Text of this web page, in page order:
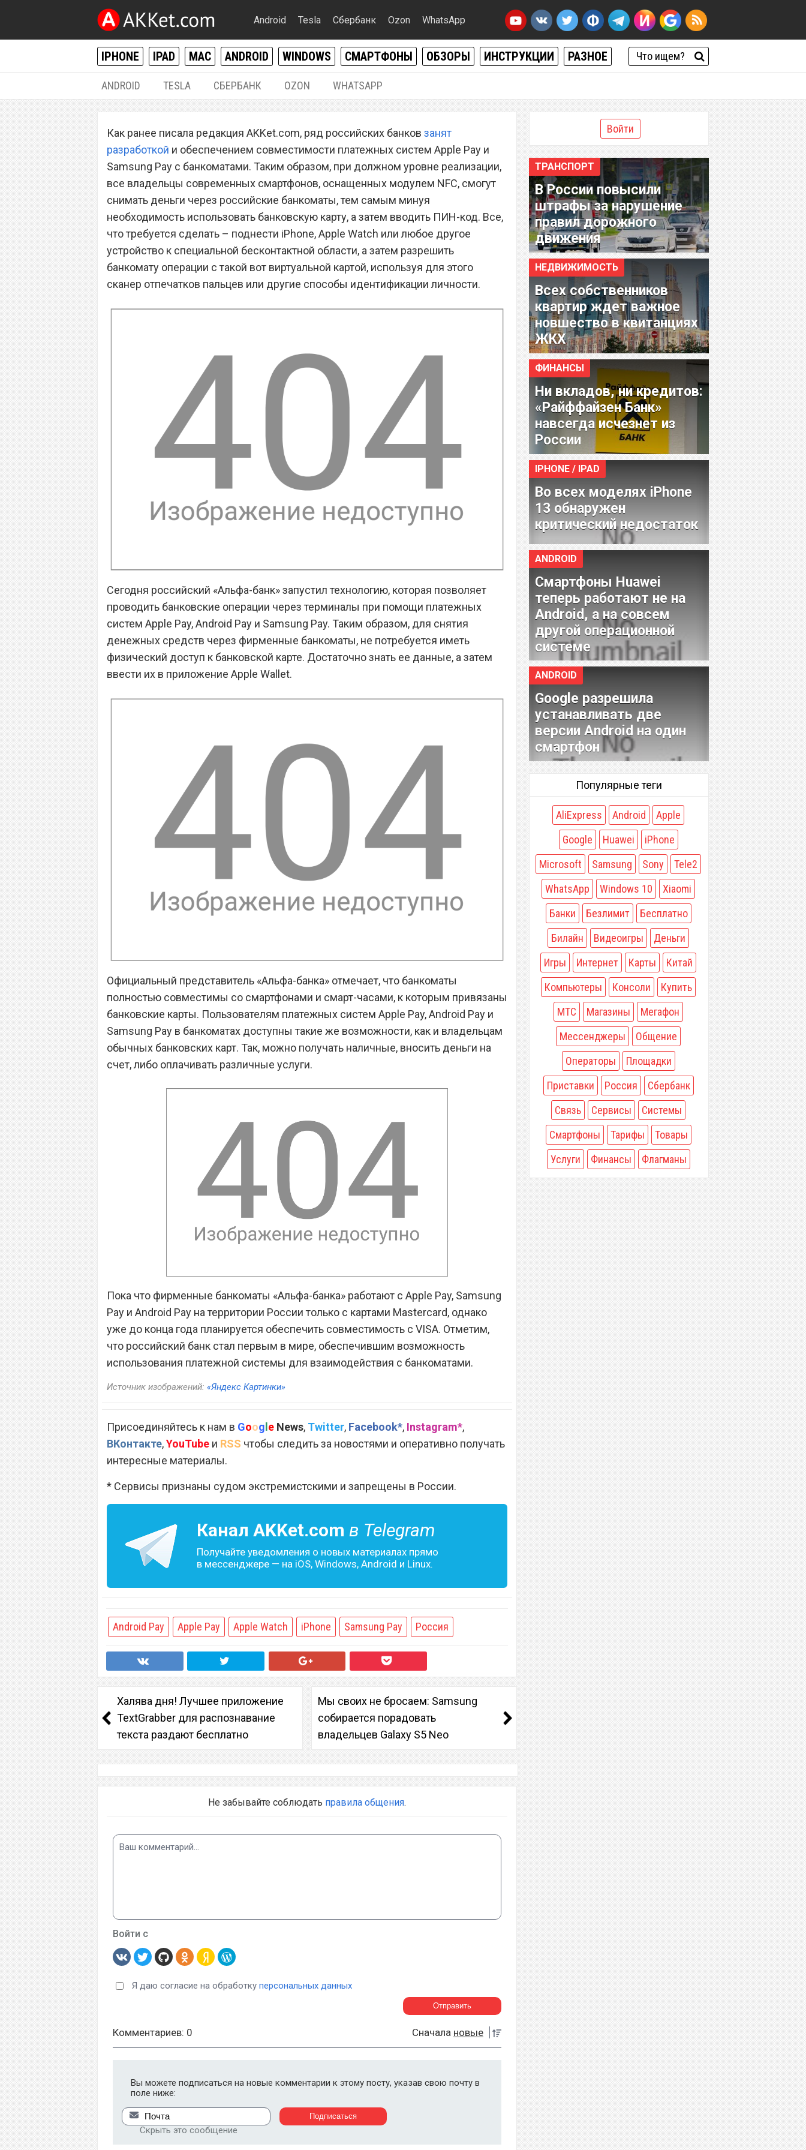
Android Tesla Сбербанк Ozon WhatsApp
IPHONE IPAD MAC ANDROID WINDOWS СМАРТФОНЫ ОБЗОРЫ ИНСТРУКЦИИ РАЗНОЕ
ANDROID TESLA СБЕРБАНК OZON WHATSAPP
Первым в мире: российский банк
запустил революционную технологию
для Apple Pay
Как ранее писала редакция AKKet.com, ряд российских банков занят
разработкой и обеспечением совместимости платежных систем Apple Pay и
Samsung Pay с банкоматами. Таким образом, при должном уровне реализации,
все владельцы современных смартфонов, оснащенных модулем NFC, смогут
снимать деньги через российские банкоматы, тем самым минуя
необходимость использовать банковскую карту, а затем вводить ПИН-код. Все,
что требуется сделать – поднести iPhone, Apple Watch или любое другое
устройство к специальной бесконтактной области, а затем разрешить
банкомату операции с такой вот виртуальной картой, используя для этого
сканер отпечатков пальцев или другие способы идентификации личности.
Сегодня российский «Альфа-банк» запустил технологию, которая позволяет
проводить банковские операции через терминалы при помощи платежных
систем Apple Pay, Android Pay и Samsung Pay. Таким образом, для снятия
денежных средств через фирменные банкоматы, не потребуется иметь
физический доступ к банковской карте. Достаточно знать ее данные, а затем
ввести их в приложение Apple Wallet.
Официальный представитель «Альфа-банка» отмечает, что банкоматы
полностью совместимы со смартфонами и смарт-часами, к которым привязаны
банковские карты. Пользователям платежных систем Apple Pay, Android Pay и
Samsung Pay в банкоматах доступны такие же возможности, как и владельцам
обычных банковских карт. Так, можно получать наличные, вносить деньги на
счет, либо оплачивать различные услуги.
Пока что фирменные банкоматы «Альфа-банка» работают с Apple Pay, Samsung
Pay и Android Pay на территории России только с картами Mastercard, однако
уже до конца года планируется обеспечить совместимость с VISA. Отметим,
что российский банк стал первым в мире, обеспечившим возможность
использования платежной системы для взаимодействия с банкоматами.
Источник изображений: «Яндекс Картинки»
Присоединяйтесь к нам в Google News, Twitter, Facebook*, Instagram*,
ВКонтакте,YouTube и RSS чтобы следить за новостями и оперативно получать
интересные материалы.
* Сервисы признаны судом экстремистскими и запрещены в России.
Канал AKKet.com в Telegram
Получайте уведомления о новых материалах прямо
в мессенджере — на iOS, Windows, Android и Linux.
Android Pay Apple Pay Apple Watch iPhone Samsung Pay Россия
Халява дня! Лучшее приложение
TextGrabber для распознавание
текста раздают бесплатно
Мы своих не бросаем: Samsung
собирается порадовать
владельцев Galaxy S5 Neo
Не забывайте соблюдать правила общения.
Войти с
Я даю согласие на обработку персональных данных
Комментариев: 0 Сначала новые
Вы можете подписаться на новые комментарии к этому посту, указав свою почту в
поле ниже:
Скрыть это сообщение
Войти
ТРАНСПОРТ
В России повысили
штрафы за нарушение
правил дорожного
движения
НЕДВИЖИМОСТЬ
Всех собственников
квартир ждет важное
новшество в квитанциях
ЖКХ
ФИНАНСЫ
Ни вкладов, ни кредитов:
«Райффайзен Банк»
навсегда исчезнет из
России
IPHONE / IPAD
Во всех моделях iPhone
13 обнаружен
критический недостаток
ANDROID
Смартфоны Huawei
теперь работают не на
Android, а на совсем
другой операционной
системе
ANDROID
Google разрешила
устанавливать две
версии Android на один
смартфон
Популярные теги
AliExpress Android
Apple
Google
Huawei
iPhone
Microsoft
Samsung Sony
Tele2
WhatsApp
Windows 10
Xiaomi
Банки
Безлимит
Бесплатно
Билайн
Видеоигры
Деньги
Игры
Интернет Карты
Китай
Компьютеры
Консоли
Купить
МТС
Магазины
Мегафон
Мессенджеры
Общение
Операторы
Площадки
Приставки
Россия
Сбербанк
Связь
Сервисы
Системы
Смартфоны
Тарифы
Товары
Услуги
Финансы Флагманы